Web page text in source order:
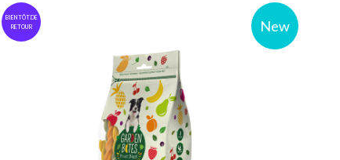
New
BIENTÔT DE
RETOUR